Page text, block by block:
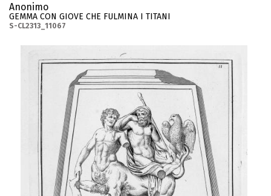
Anonimo
GEMMA CON GIOVE CHE FULMINA I TITANI
S-CL2313_11067